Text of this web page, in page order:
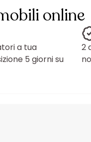
online
a tua
5 giorni su
2